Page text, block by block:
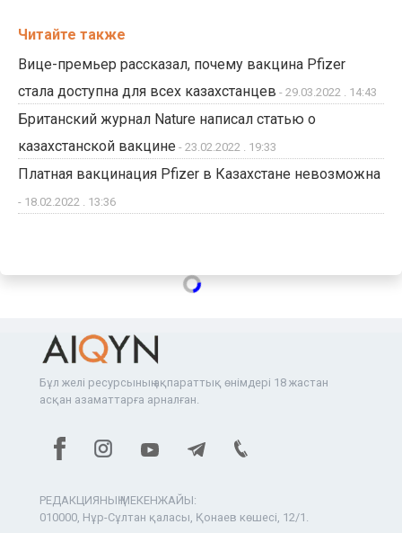
Читайте также
Вице-премьер рассказал, почему вакцина Pfizer
стала доступна для всех казахстанцев - 29.03.2022 . 14:43
Британский журнал Nature написал статью о
казахстанской вакцине - 23.02.2022 . 19:33
Платная вакцинация Pfizer в Казахстане невозможна
- 18.02.2022 . 13:36
Бұл желі ресурсының ақпараттық өнімдері 18 жастан
асқан азаматтарға арналған.
РЕДАКЦИЯНЫҢ МЕКЕНЖАЙЫ:
010000, Нұр-Сұлтан қаласы, Қонаев көшесі, 12/1.